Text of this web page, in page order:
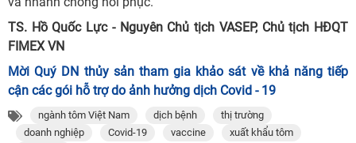
TS. Hồ Quốc Lực - Nguyên Chủ tịch VASEP, Chủ tịch HĐQT
FIMEX VN
Mời Quý DN thủy sản tham gia khảo sát về khả năng tiếp
cận các gói hỗ trợ do ảnh hưởng dịch Covid - 19
ngành tôm Việt Nam dịch bệnh
thị trường
doanh nghiệp
Covid-19 vaccine xuất khẩu tôm